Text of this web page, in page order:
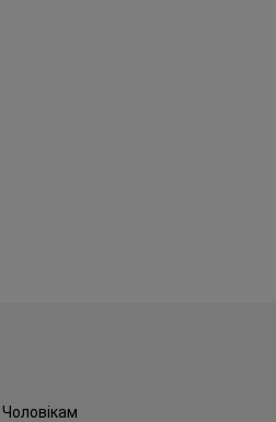
Чоловікам